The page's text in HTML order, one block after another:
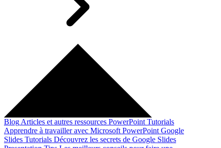
Blog Articles et autres ressources PowerPoint Tutorials
Apprendre à travailler avec Microsoft PowerPoint Google
Slides Tutorials Découvrez les secrets de Google Slides